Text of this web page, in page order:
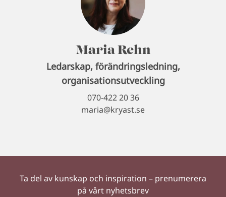
Maria Rehn
Ledarskap, förändringsledning,
organisationsutveckling
070-422 20 36
maria@kryast.se
Ta del av kunskap och inspiration – prenumerera
på vårt nyhetsbrev